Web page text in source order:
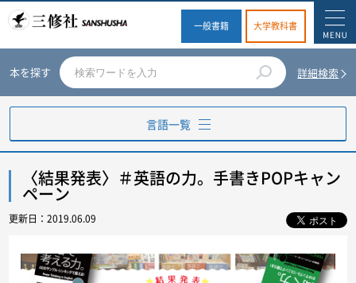
一般書籍 大学教科書
本を探す 詳細検索
言語一覧
英語
ドイツ語
フランス語
〈結果発表〉＃英語の力。手書きPOPキャン
ペーン
更新日：2019.06.09